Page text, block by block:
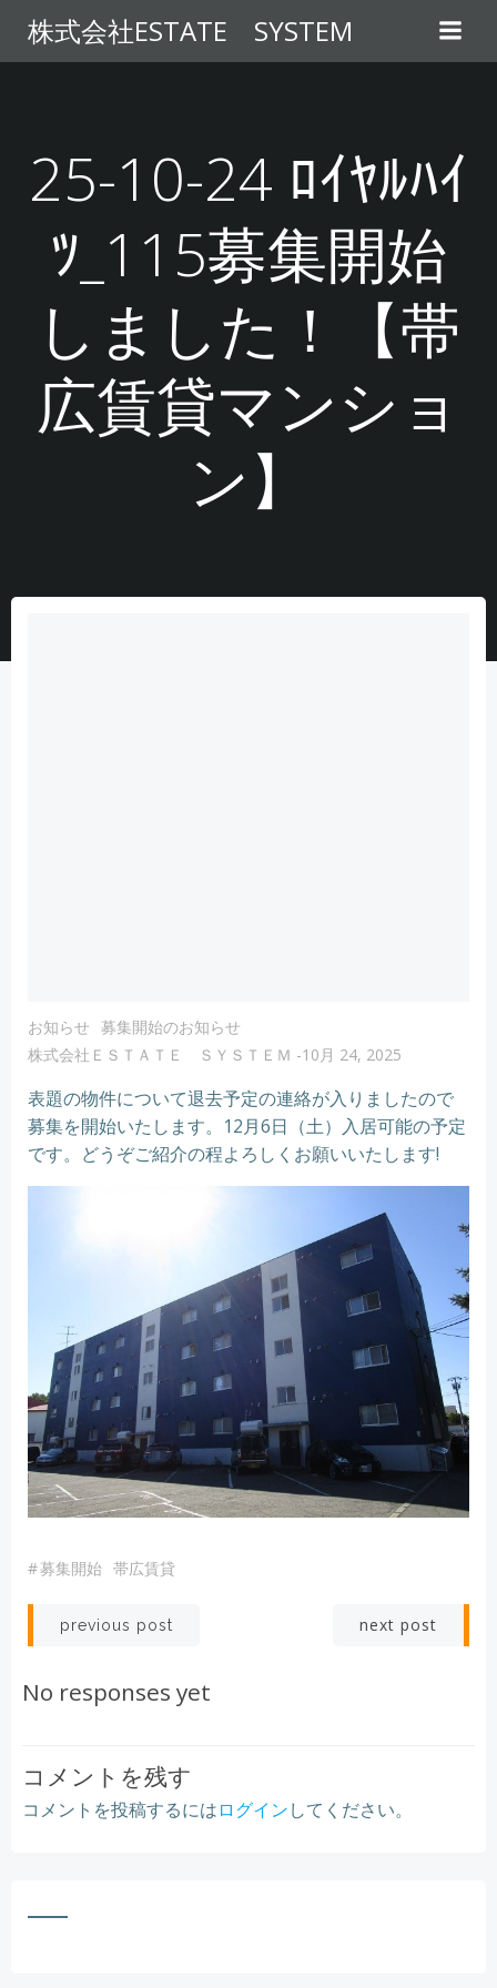
ン
テ
ス
キ
ッ
プ
株式会社ESTATE SYSTEM
25-10-24 ﾛｲﾔﾙﾊｲ
ﾂ_115募集開始
しました！【帯
広賃貸マンショ
ン】
お知らせ 募集開始のお知らせ
株式会社ＥＳＴＡＴＥ ＳＹＳＴＥＭ -10月 24, 2025
表題の物件について退去予定の連絡が入りましたので
募集を開始いたします。12月6日（土）入居可能の予定
です。どうぞご紹介の程よろしくお願いいたします!
#募集開始 帯広賃貸
Post
navigation
previous post next post
No responses yet
コメントを残す
コメントを投稿するにはログインしてください。